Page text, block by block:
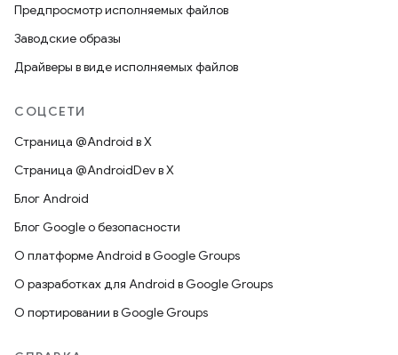
Предпросмотр исполняемых файлов
Заводские образы
Драйверы в виде исполняемых файлов
СОЦСЕТИ
Страница @Android в X
Страница @AndroidDev в X
Блог Android
Блог Google о безопасности
О платформе Android в Google Groups
О разработках для Android в Google Groups
О портировании в Google Groups